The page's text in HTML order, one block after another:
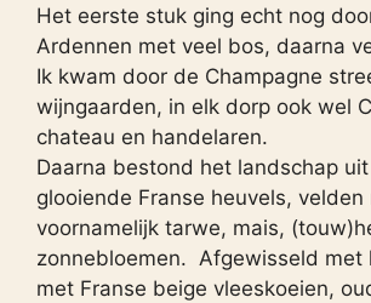
Het eerste stuk ging echt nog
Ardennen met veel bos, daarna
Ik kwam door de Champagne
wijngaarden, in elk dorp ook wel
chateau en handelaren.
Daarna bestond het landschap
glooiende Franse heuvels, velden
voornamelijk tarwe, mais,
zonnebloemen. Afgewisseld met
met Franse beige vleeskoeien,